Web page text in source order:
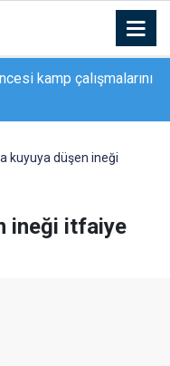
kamp çalışmalarını
kuyuya düşen ineği
ineği itfaiye